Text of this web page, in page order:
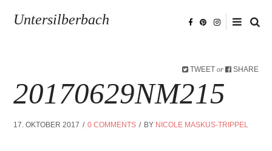
Untersilberbach
TWEET or SHARE
20170629NM215
17. OKTOBER 2017 0 COMMENTS BY NICOLE MASKUS-TRIPPEL